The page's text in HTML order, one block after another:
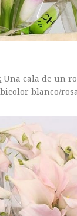
Una cala de un
blanco/